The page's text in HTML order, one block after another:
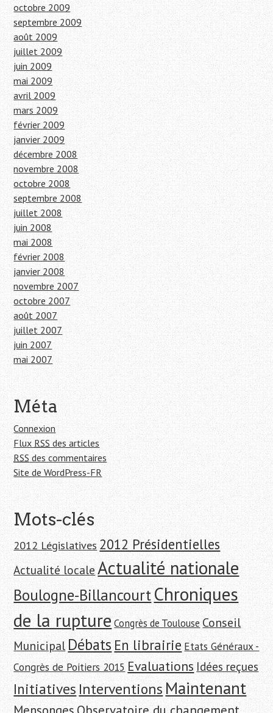
octobre 2009
septembre 2009
août 2009
juillet 2009
juin 2009
mai 2009
avril 2009
mars 2009
février 2009
janvier 2009
décembre 2008
novembre 2008
octobre 2008
septembre 2008
juillet 2008
juin 2008
mai 2008
février 2008
janvier 2008
novembre 2007
octobre 2007
août 2007
juillet 2007
juin 2007
mai 2007
Méta
Connexion
Flux RSS des articles
RSS des commentaires
Site de WordPress-FR
Mots-clés
2012 Législatives 2012 Présidentielles
Actualité locale Actualité nationale
Boulogne-BillancourtChroniques
de la rupture Congrès de Toulouse Conseil
Municipal Débats En librairieEtats Généraux -
Congrès de Poitiers 2015 Evaluations Idées reçues
InitiativesInterventions Maintenant